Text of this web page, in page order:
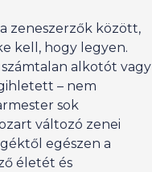
zeneszerzők között,
kell, hogy legyen.
alkotót vagy
– nem
sok
változó zenei
egészen a
életét és